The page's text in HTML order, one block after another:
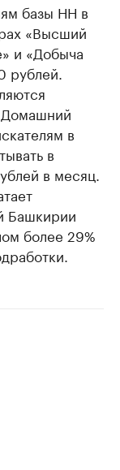
базы НН в
«Высший
и «Добыча
рублей.
в
в
в месяц.
Башкирии
более 29%